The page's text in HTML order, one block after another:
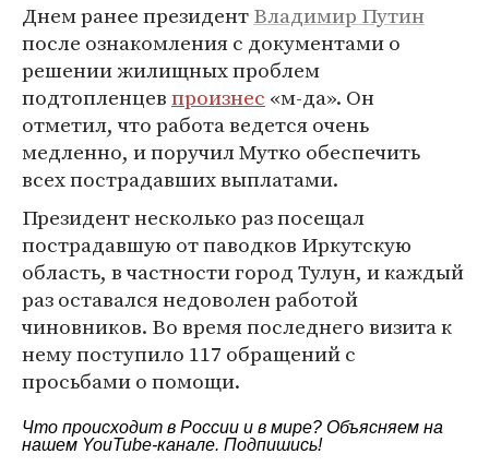
Днем ранее президентВладимир Путин
после ознакомления с документами о
решении жилищных проблем
подтопленцевпроизнес «м-да». Он
отметил, что работа ведется очень
медленно, и поручил Мутко обеспечить
всех пострадавших выплатами.
Президент несколько раз посещал
пострадавшую от паводков Иркутскую
область, в частности город Тулун, и каждый
раз оставался недоволен работой
чиновников. Во время последнего визита к
нему поступило 117 обращений с
просьбами о помощи.
Что происходит в России и в мире? Объясняем на
нашем YouTube-канале. Подпишись!